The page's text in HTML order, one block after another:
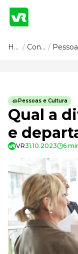
Conteúdo
Todas as
Confira nossos
Impulsione o
Legislação
Pessoas e
Aprimore a
Educação
Saiba como
Para o
Tudo para
Imprensa
VR na Imprensa
Home / Conteúdo /
Pessoas e Cultura
Qual a
e
VR31.10.2023 6